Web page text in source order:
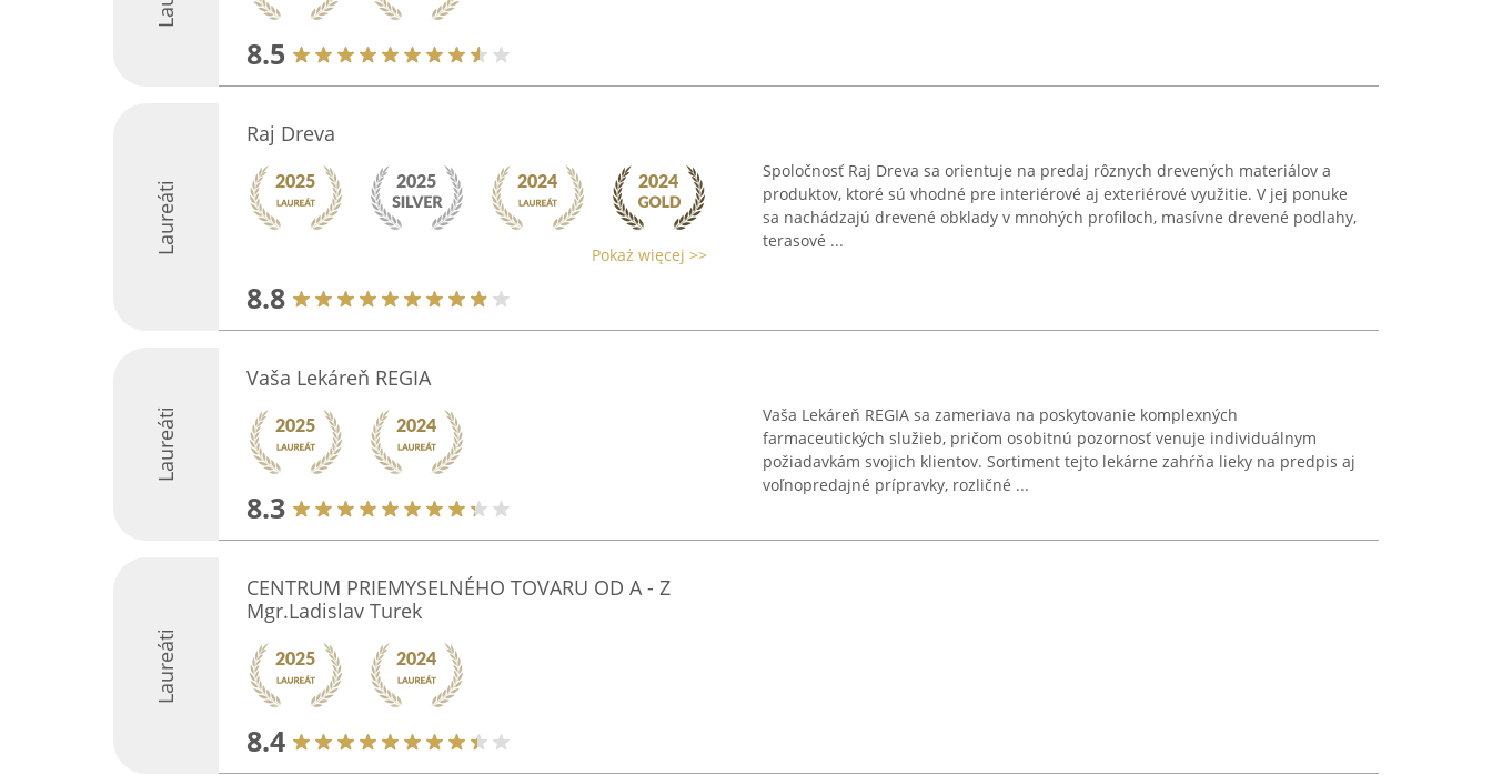
8.5
Laureáti
Raj Dreva
Pokaż więcej >>
8.8
Spoločnosť Raj Dreva sa orientuje na predaj rôznych drevených materiálov a
produktov, ktoré sú vhodné pre interiérové aj exteriérové využitie. V jej ponuke
sa nachádzajú drevené obklady v mnohých profiloch, masívne drevené podlahy,
terasové ...
Laureáti
Vaša Lekáreň REGIA
8.3
Vaša Lekáreň REGIA sa zameriava na poskytovanie komplexných
farmaceutických služieb, pričom osobitnú pozornosť venuje individuálnym
požiadavkám svojich klientov. Sortiment tejto lekárne zahŕňa lieky na predpis aj
voľnopredajné prípravky, rozličné ...
Laureáti
CENTRUM PRIEMYSELNÉHO TOVARU OD A - Z
Mgr.Ladislav Turek
8.4